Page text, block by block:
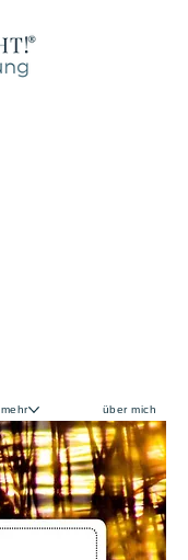
mehr über mich